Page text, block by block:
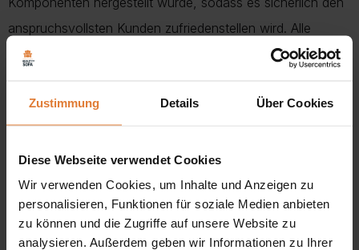
Zustimmung Details Über Cookies
Diese Webseite verwendet Cookies
Wir verwenden Cookies, um Inhalte und Anzeigen zu
personalisieren, Funktionen für soziale Medien anbieten
zu können und die Zugriffe auf unsere Website zu
analysieren. Außerdem geben wir Informationen zu Ihrer
anspruchsvollsten Kunden zufriedenstellen wird. Alle
Polsterelemente, d. h. der Rahmen und das Kopfteil,
Struktur Weichheit verleiht und das
strapazierfähige Polsterbett Massi sehr bequem macht.
Das Kopfteil wurde mit einer Steppung verziert, die mit
einem Saum unterstrichen ist, sodass das Ganze perfekt in
die aktuellen Trends passt und dem Raum im Schlafzimmer
einen luxuriösen Charakter verleiht. Durch die Verwendung